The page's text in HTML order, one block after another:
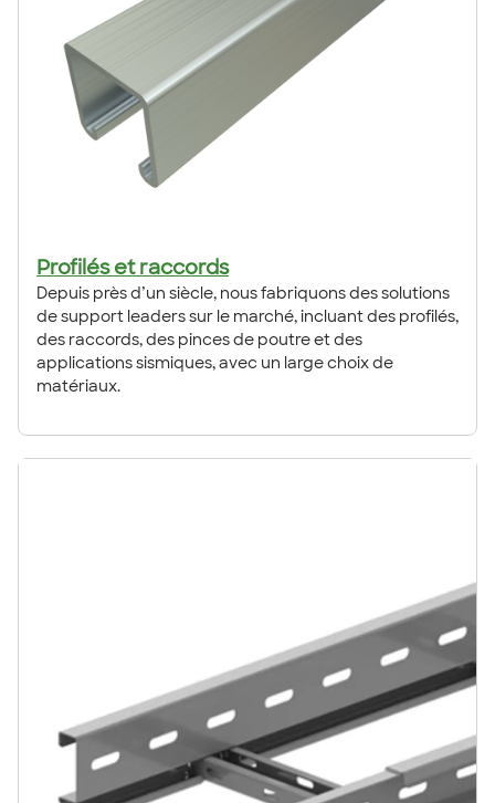
Profilés et raccords
Depuis près d’un siècle, nous fabriquons des solutions
de support leaders sur le marché, incluant des profilés,
des raccords, des pinces de poutre et des
applications sismiques, avec un large choix de
matériaux.